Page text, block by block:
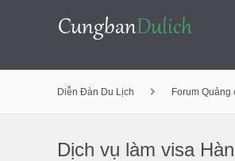
Diễn Đàn Du Lịch Forum Quảng
Dịch vụ làm visa